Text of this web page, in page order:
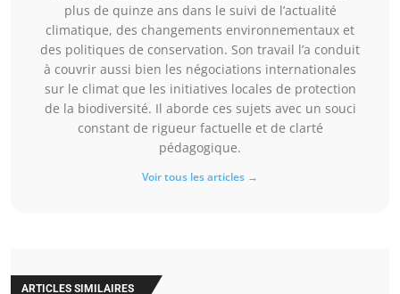
plus de quinze ans dans le suivi de l’actualité
climatique, des changements environnementaux et
des politiques de conservation. Son travail l’a conduit
à couvrir aussi bien les négociations internationales
sur le climat que les initiatives locales de protection
de la biodiversité. Il aborde ces sujets avec un souci
constant de rigueur factuelle et de clarté
pédagogique.
Voir tous les articles →
ARTICLES SIMILAIRES